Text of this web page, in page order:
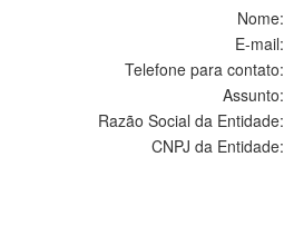
Nome:
E-mail:
Telefone para contato:
Assunto:
Razão Social da Entidade:
CNPJ da Entidade: